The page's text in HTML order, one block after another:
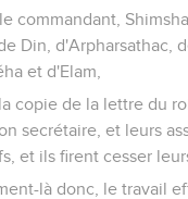
commandant,
Din, d'Arpharsathac,
et d'Elam,
copie de la lettre du
secrétaire, et leurs
et ils firent cesser
là donc, le travail